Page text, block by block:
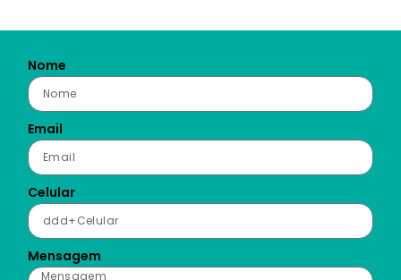
Nome
Email
Celular
Mensagem